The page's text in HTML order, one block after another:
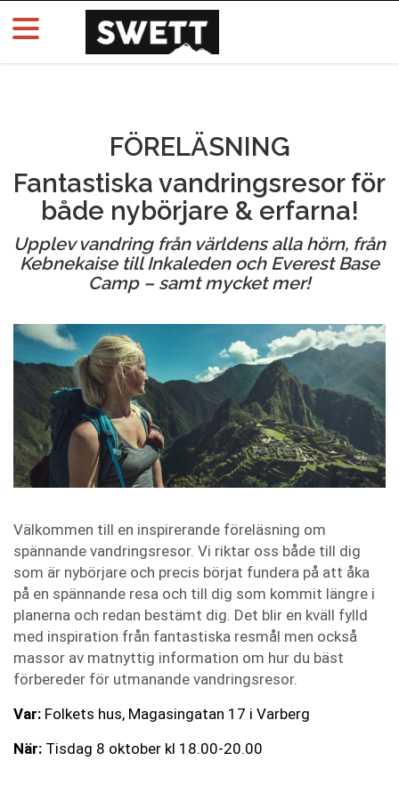
FÖRELÄSNING
Fantastiska vandringsresor för
både nybörjare & erfarna!
Upplev vandring från världens alla hörn, från
Kebnekaise till Inkaleden och Everest Base
Camp – samt mycket mer!
Välkommen till en inspirerande föreläsning om
spännande vandringsresor. Vi riktar oss både till dig
som är nybörjare och precis börjat fundera på att åka
på en spännande resa och till dig som kommit längre i
planerna och redan bestämt dig. Det blir en kväll fylld
med inspiration från fantastiska resmål men också
massor av matnyttig information om hur du bäst
förbereder för utmanande vandringsresor.
Var: Folkets hus, Magasingatan 17 i Varberg
När: Tisdag 8 oktober kl 18.00-20.00